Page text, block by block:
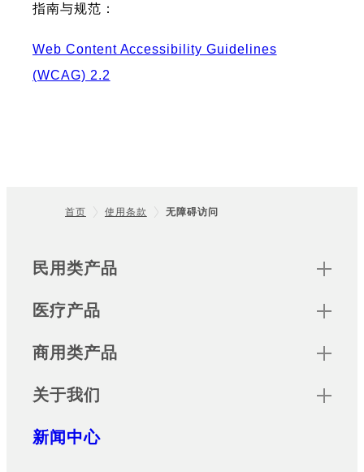
指南与规范：
Web Content Accessibility Guidelines
(WCAG) 2.2
首页 使用条款 无障碍访问
Sitemap
民用类产品
医疗产品
商用类产品
关于我们
新闻中心